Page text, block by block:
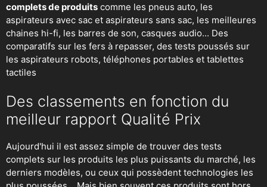
complets de produits comme les pneus auto, les
aspirateurs avec sac et aspirateurs sans sac, les meilleures
chaines hi-fi, les barres de son, casques audio... Des
comparatifs sur les fers à repasser, des tests poussés sur
les aspirateurs robots, téléphones portables et tablettes
tactiles
Des classements en fonction du
meilleur rapport Qualité Prix
Aujourd'hui il est assez simple de trouver des tests
complets sur les produits les plus puissants du marché, les
derniers modèles, ou ceux qui possèdent technologies les